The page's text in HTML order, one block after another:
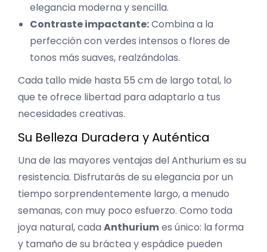
elegancia moderna y sencilla.
Contraste impactante:Combina a la
perfección con verdes intensos o flores de
tonos más suaves, realzándolas.
Cada tallo mide hasta 55 cm de largo total, lo
que te ofrece libertad para adaptarlo a tus
necesidades creativas.
Su Belleza Duradera y Auténtica
Una de las mayores ventajas del Anthurium es su
resistencia. Disfrutarás de su elegancia por un
tiempo sorprendentemente largo, a menudo
semanas, con muy poco esfuerzo. Como toda
joya natural, cada Anthuriumes único: la forma
y tamaño de su bráctea y espádice pueden